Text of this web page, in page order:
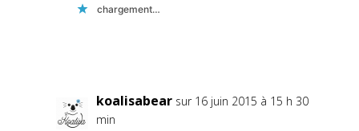
chargement…
koalisabear sur 16 juin 2015 à 15 h 30
min